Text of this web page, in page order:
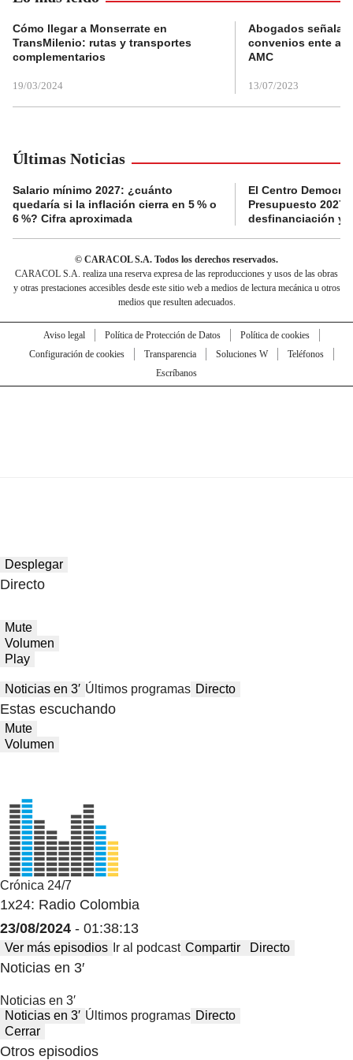
Cómo llegar a Monserrate en
TransMilenio: rutas y transportes
complementarios
19/03/2024
Abogados
convenios ente
AMC
13/07/2023
Últimas Noticias
Salario mínimo 2027: ¿cuánto
quedaría si la inflación cierra en 5 % o
6 %? Cifra aproximada
El Centro
Presupuesto 2027
desfinanciación y
© CARACOL S.A. Todos los derechos reservados.
CARACOL S.A. realiza una reserva expresa de las reproducciones y usos de las obras
y otras prestaciones accesibles desde este sitio web a medios de lectura mecánica u otros
medios que resulten adecuados.
Aviso legal Política de Protección de Datos
Política de cookies
Configuración de cookies
Transparencia Soluciones W
Teléfonos
Escríbanos
Desplegar
Directo
Mute
Volumen
Play
Noticias en 3′ Últimos programas Directo
Estas escuchando
Mute
Volumen
Crónica 24/7
1x24: Radio Colombia
23/08/2024 - 01:38:13
Ver más episodios Ir al podcast Compartir Directo
Noticias en 3′
Noticias en 3′
Noticias en 3′ Últimos programas Directo
Cerrar
Otros episodios